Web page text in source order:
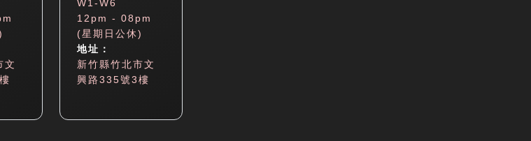
文
W1-W6
12pm - 08pm
(星期日公休)
地址：
新竹縣竹北市文
興路335號3樓